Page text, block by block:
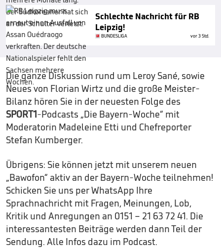
Schlechte Nachricht für RB
Leipzig!
BUNDESLIGA vor 3 Std.
Die ganze Diskussion rund um Leroy Sané, sowie
Neues von Florian Wirtz und die große Meister-
Bilanz hören Sie in der neuesten Folge des
SPORT1-Podcasts „Die Bayern-Woche“ mit
Moderatorin Madeleine Etti und Chefreporter
Stefan Kumberger.
Übrigens: Sie können jetzt mit unserem neuen
„Bawofon“ aktiv an der Bayern-Woche teilnehmen!
Schicken Sie uns per WhatsApp Ihre
Sprachnachricht mit Fragen, Meinungen, Lob,
Kritik und Anregungen an 0151 – 21 63 72 41. Die
interessantesten Beiträge werden dann Teil der
Sendung. Alle Infos dazu im Podcast.